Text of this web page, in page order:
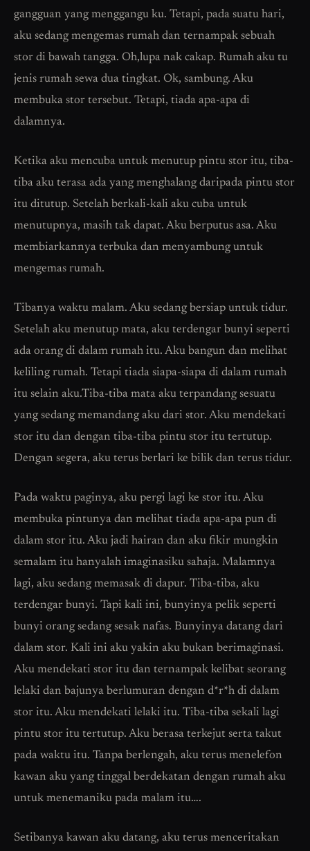
gangguan yang menggangu ku. Tetapi, pada suatu hari,
aku sedang mengemas rumah dan ternampak sebuah
stor di bawah tangga. Oh,lupa nak cakap. Rumah aku tu
jenis rumah sewa dua tingkat. Ok, sambung. Aku
membuka stor tersebut. Tetapi, tiada apa-apa di
dalamnya.
Ketika aku mencuba untuk menutup pintu stor itu, tiba-
tiba aku terasa ada yang menghalang daripada pintu stor
itu ditutup. Setelah berkali-kali aku cuba untuk
menutupnya, masih tak dapat. Aku berputus asa. Aku
membiarkannya terbuka dan menyambung untuk
mengemas rumah.
Tibanya waktu malam. Aku sedang bersiap untuk tidur.
Setelah aku menutup mata, aku terdengar bunyi seperti
ada orang di dalam rumah itu. Aku bangun dan melihat
keliling rumah. Tetapi tiada siapa-siapa di dalam rumah
itu selain aku.Tiba-tiba mata aku terpandang sesuatu
yang sedang memandang aku dari stor. Aku mendekati
stor itu dan dengan tiba-tiba pintu stor itu tertutup.
Dengan segera, aku terus berlari ke bilik dan terus tidur.
Pada waktu paginya, aku pergi lagi ke stor itu. Aku
membuka pintunya dan melihat tiada apa-apa pun di
dalam stor itu. Aku jadi hairan dan aku fikir mungkin
semalam itu hanyalah imaginasiku sahaja. Malamnya
lagi, aku sedang memasak di dapur. Tiba-tiba, aku
terdengar bunyi. Tapi kali ini, bunyinya pelik seperti
bunyi orang sedang sesak nafas. Bunyinya datang dari
dalam stor. Kali ini aku yakin aku bukan berimaginasi.
Aku mendekati stor itu dan ternampak kelibat seorang
lelaki dan bajunya berlumuran dengan d*r*h di dalam
stor itu. Aku mendekati lelaki itu. Tiba-tiba sekali lagi
pintu stor itu tertutup. Aku berasa terkejut serta takut
pada waktu itu. Tanpa berlengah, aku terus menelefon
kawan aku yang tinggal berdekatan dengan rumah aku
untuk menemaniku pada malam itu….
Setibanya kawan aku datang, aku terus menceritakan